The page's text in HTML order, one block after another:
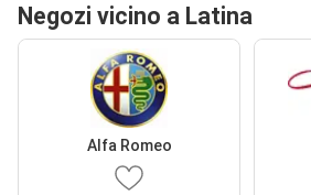
Negozi vicino a Latina
Alfa Romeo